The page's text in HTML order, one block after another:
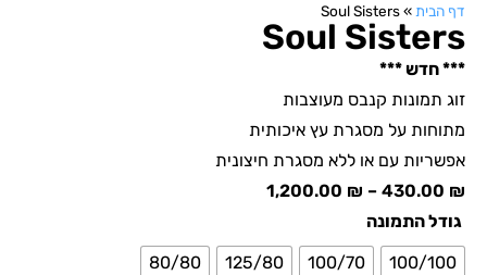
דף הבית»
Soul Sisters
Soul Sisters
*** חדש ***
זוג תמונות קנבס מעוצבות
מתוחות על מסגרת עץ איכותית
אפשריות עם או ללא מסגרת חיצונית
430.00 ₪
–
1,200.00 ₪
גודל התמונה
100/100
100/70
125/80
80/80